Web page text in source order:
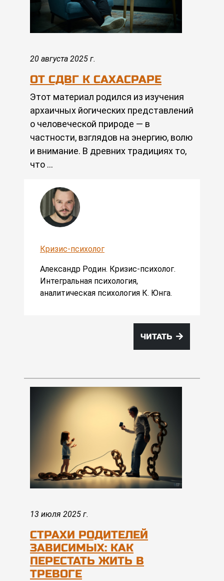
20 августа 2025 г.
ОТ СДВГ К САХАСРАРЕ
Этот материал родился из изучения
архаичных йогических представлений
о человеческой природе — в
частности, взглядов на энергию, волю
и внимание. В древних традициях то,
что …
Кризис-психолог
Александр Родин. Кризис-психолог.
Интегральная психология,
аналитическая психология К. Юнга.
ЧИТАТЬ
13 июля 2025 г.
СТРАХИ РОДИТЕЛЕЙ
ЗАВИСИМЫХ: КАК
ПЕРЕСТАТЬ ЖИТЬ В
ТРЕВОГЕ